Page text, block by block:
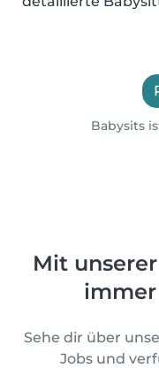
Babysits
Mit
Sehe dir über
Jobs und